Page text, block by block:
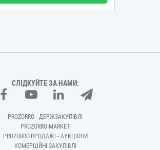
СЛІДКУЙТЕ ЗА НАМИ:
PROZORRO - ДЕРЖЗАКУПІВЛІ
PROZORRO MARKET
PROZORRO.ПРОДАЖІ - АУКЦІОНИ
КОМЕРЦІЙНІ ЗАКУПІВЛІ